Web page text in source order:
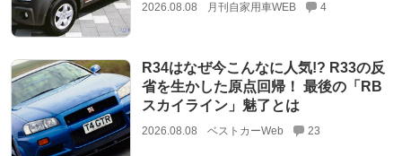
2026.08.08 月刊自家用車WEB 4
R34はなぜ今こんなに人気!? R33の反
省を生かした原点回帰！ 最後の「RB
スカイライン」魅了とは
2026.08.08 ベストカーWeb 23